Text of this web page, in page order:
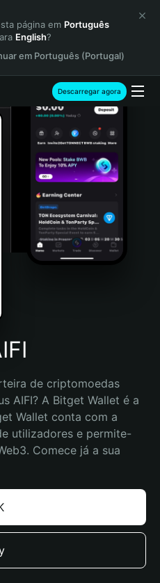
página em Português
English?
em Português (Portugal)
Descarregar agora
de criptomoedas
AIFI? A Bitget Wallet é a
Wallet conta com a
utilizadores e permite-
Comece já a sua